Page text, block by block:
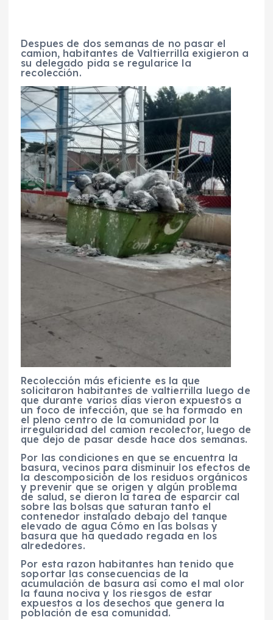
Despues de dos semanas de no pasar el
camion, habitantes de Valtierrilla exigieron a
su delegado pida se regularice la
recolección.
Recolección más eficiente es la que
solicitaron habitantes de valtierrilla luego de
que durante varios días vieron expuestos a
un foco de infección, que se ha formado en
el pleno centro de la comunidad por la
irregularidad del camion recolector, luego de
que dejo de pasar desde hace dos semanas.
Por las condiciones en que se encuentra la
basura, vecinos para disminuir los efectos de
la descomposición de los residuos orgánicos
y prevenir que se origen y algún problema
de salud, se dieron la tarea de esparcir cal
sobre las bolsas que saturan tanto el
contenedor instalado debajo del tanque
elevado de agua Cómo en las bolsas y
basura que ha quedado regada en los
alrededores.
Por esta razon habitantes han tenido que
soportar las consecuencias de la
acumulación de basura así como el mal olor
la fauna nociva y los riesgos de estar
expuestos a los desechos que genera la
población de esa comunidad.